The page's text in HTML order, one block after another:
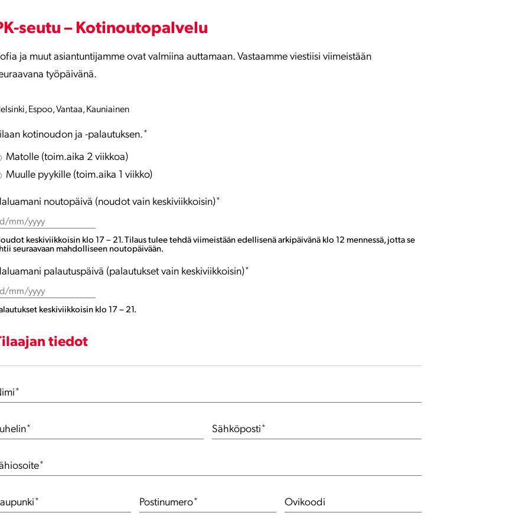
seutu – Kotinoutopalvelu
ja muut asiantuntijamme ovat valmiina auttamaan. Vastaamme viestiisi viimeistään
työpäivänä.
Espoo, Vantaa, Kauniainen
kotinoudon ja -palautuksen. *
Matolle (toim.aika 2 viikkoa)
Muulle pyykille (toim.aika 1 viikko)
noutopäivä (noudot vain keskiviikkoisin)*
keskiviikkoisin klo 17 – 21. Tilaus tulee tehdä viimeistään edellisenä arkipäivänä klo 12 mennessä, jotta se
seuraavaan mahdolliseen noutopäivään.
palautuspäivä (palautukset vain keskiviikkoisin)*
keskiviikkoisin klo 17 – 21.
tiedot
*
* Sähköposti *
*
* Postinumero* Ovikoodi